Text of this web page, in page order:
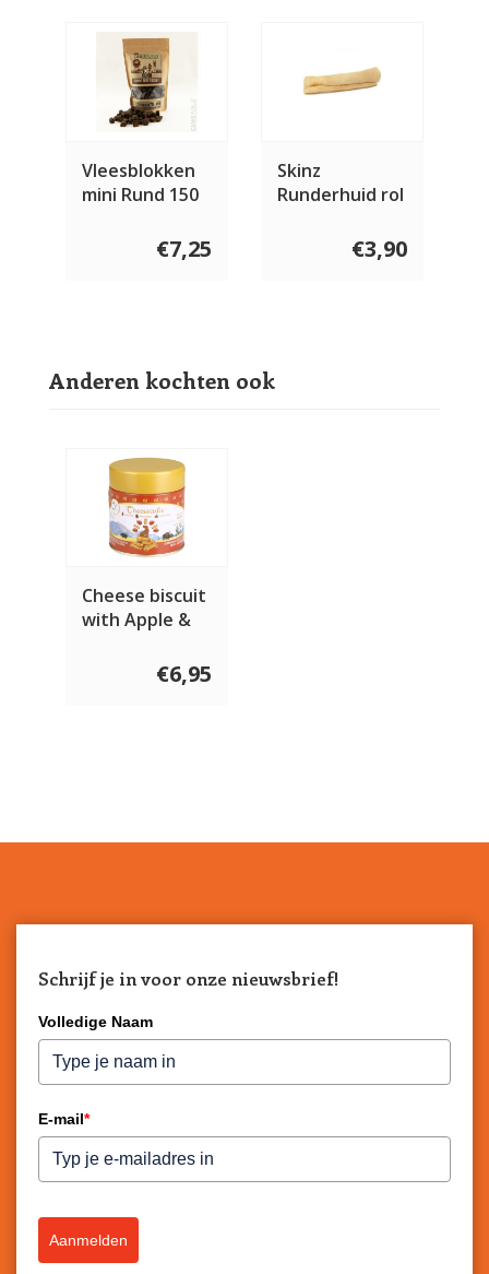
Vleesblokken
mini Rund 150
€7,25
Skinz
Runderhuid rol
€3,90
Anderen kochten ook
Cheese biscuit
with Apple &
€6,95
Schrijf je in voor onze nieuwsbrief!
Volledige Naam
E-mail*
Aanmelden